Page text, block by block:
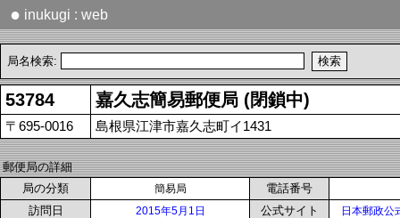
● inukugi : web
局名検索:
53784 嘉久志簡易郵便局 (閉鎖中)
〒695-0016 島根県江津市嘉久志町イ1431
郵便局の詳細
局の分類
簡易局
電話番号
訪問日
2015年5月1日 公式サイト 日本郵政公